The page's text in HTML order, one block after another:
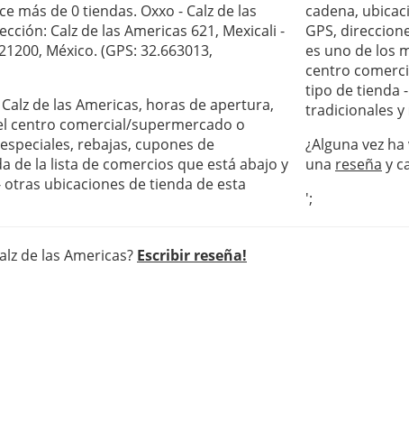
más de 0 tiendas. Oxxo - Calz de las
Calz de las Americas 621, Mexicali -
México. (GPS: 32.663013,
de las Americas, horas de apertura,
centro comercial/supermercado o
rebajas, cupones de
de la lista de comercios que está abajo y
ubicaciones de tienda de esta
cadena,
GPS,
es uno de los
centro
tipo de tienda
tradicionales y
¿Alguna vez
una reseña y
';
de las Americas? Escribir reseña!